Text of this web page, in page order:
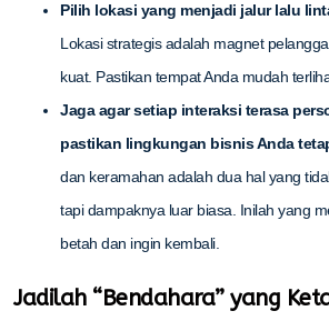
Pilih lokasi yang menjadi jalur lalu
Lokasi strategis adalah magnet
kuat. Pastikan tempat Anda mudah
Jaga agar setiap interaksi terasa
pastikan lingkungan bisnis Anda
dan keramahan adalah dua hal yang
tapi dampaknya luar biasa. Inilah yang
betah dan ingin kembali.
Jadilah “Bendahara” yang